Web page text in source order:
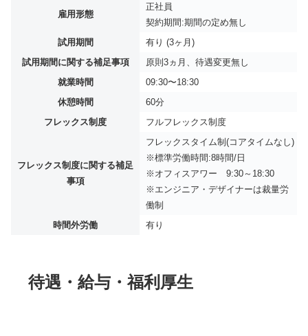
雇用形態
正社員
契約期間:期間の定め無し
試用期間
有り (3ヶ月)
試用期間に関する補足事項
原則3ヵ月、待遇変更無し
就業時間
09:30〜18:30
休憩時間
60分
フレックス制度
フルフレックス制度
フレックス制度に関する補足
事項
フレックスタイム制(コアタイムなし)
※標準労働時間:8時間/日
※オフィスアワー 9:30～18:30
※エンジニア・デザイナーは裁量労
働制
時間外労働
有り
待遇・給与・福利厚生